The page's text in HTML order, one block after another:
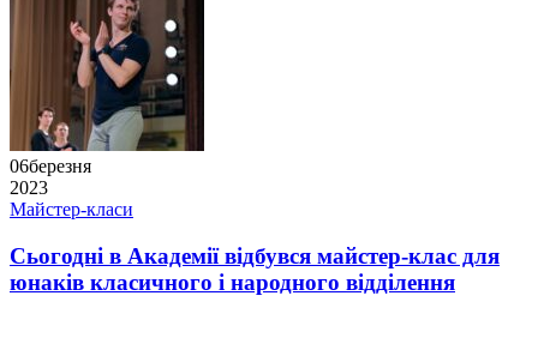
06березня
2023
Майстер-класи
Сьогодні в Академії відбувся майстер-клас для
юнаків класичного і народного відділення